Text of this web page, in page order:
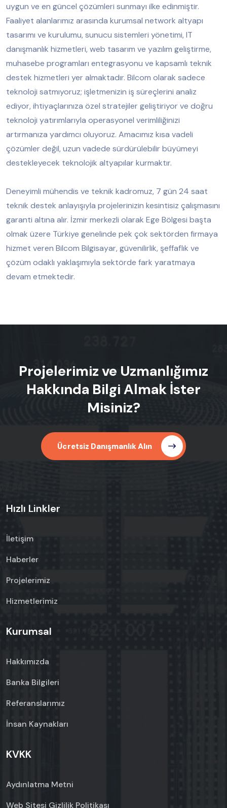
uygun ve en güncel çözümleri sunmayı ilke edinmiştir.
Faaliyet alanlarımız arasında kurumsal network altyapı
tasarımı ve kurulumu, sunucu sistemleri yönetimi, IT
danışmanlık hizmetleri, web tasarım ve yazılım geliştirme,
muhasebe programları entegrasyonu ve kapsamlı teknik
destek hizmetleri yer almaktadır. Bilcom olarak sadece
teknoloji satmıyoruz; işletmenizin iş süreçlerini analiz
ediyor, ihtiyaçlarınıza özel stratejiler geliştiriyor ve doğru
teknoloji yatırımlarıyla operasyonel verimliliğinizi
artırmanıza yardımcı oluyoruz. Amacımız kısa vadeli
çözümler değil, uzun vadede sürdürülebilir büyümeyi
destekleyecek teknolojik altyapılar kurmaktır.
Deneyimli mühendis ve teknik kadromuz, 7 gün 24 saat
teknik destek anlayışıyla projelerinizin kesintisiz çalışmasını
garanti altına alır. İzmir merkezli olarak Ege Bölgesi başta
olmak üzere Türkiye genelinde pek çok sektörden firmaya
hizmet veren Bilcom Bilgisayar, güvenilirlik, şeffaflık ve
çözüm odaklı yaklaşımıyla sektörde fark yaratmaya
devam etmektedir.
Projelerimiz ve Uzmanlığımız
Hakkında Bilgi Almak İster
Misiniz?
Ücretsiz Danışmanlık Alın
Hızlı Linkler
İletişim
Haberler
Projelerimiz
Hizmetlerimiz
Kurumsal
Hakkımızda
Banka Bilgileri
Referanslarımız
İnsan Kaynakları
KVKK
Aydınlatma Metni
Web Sitesi Gizlilik Politikası